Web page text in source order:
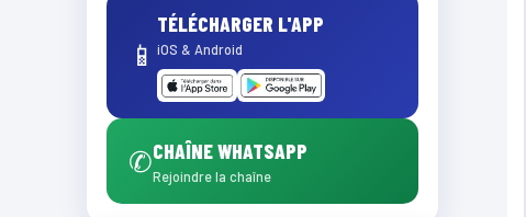
📱
TÉLÉCHARGER L'APP
iOS & Android
✆CHAÎNE WHATSAPP
Rejoindre la chaîne